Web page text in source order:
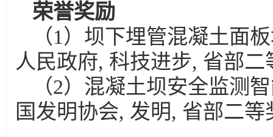
荣誉奖励
（1）坝下埋管混凝土面
人民政府, 科技进步, 省部二
（2）混凝土坝安全监测
国发明协会, 发明, 省部二等